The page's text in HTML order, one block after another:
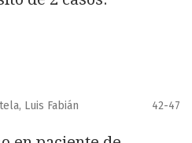
Luis Fabián
42-47